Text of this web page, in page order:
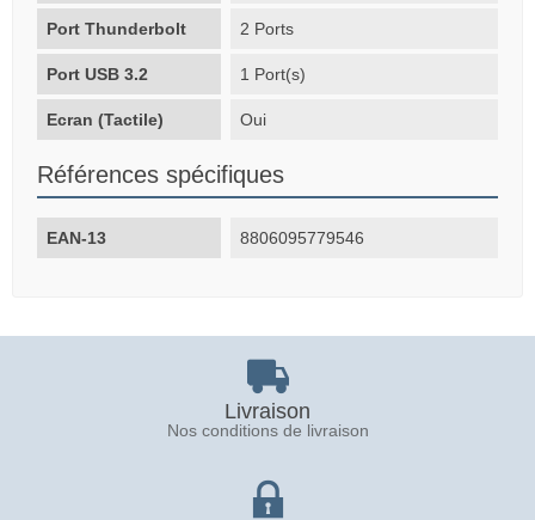
Port Thunderbolt 2 Ports
Port USB 3.2 1 Port(s)
Ecran (Tactile) Oui
Références spécifiques
EAN-13 8806095779546
Livraison
Nos conditions de livraison